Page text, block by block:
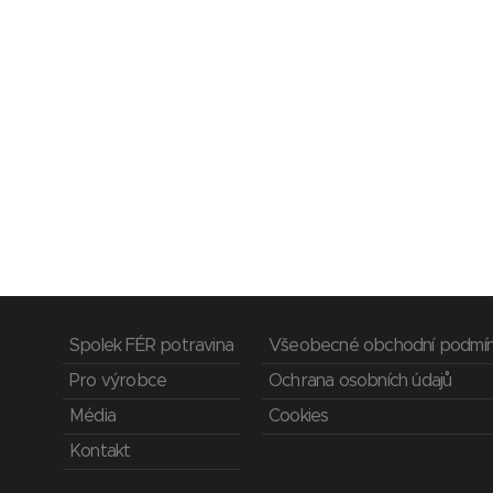
Spolek FÉR potravina
Pro výrobce
Média
Kontakt
Všeobecné obchodní
Ochrana osobních údajů
Cookies